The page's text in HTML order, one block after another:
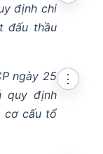
định chi
đấu thầu
ngày 25
quy định
cơ cấu tổ
⋮